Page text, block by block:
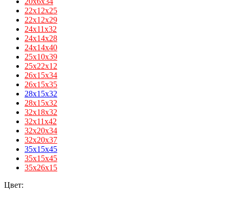
22х12х25
22х12х29
24х11х32
24х14х28
24х14х40
25х10х39
25х22х12
26х15х34
26х15х35
28x15x32
28х15х32
32x18x32
32х11х42
32х20х34
32х20х37
35x15x45
35х15х45
35х26х15
Цвет: